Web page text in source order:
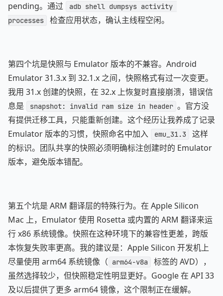
pending。通过
adb shell dumpsys activity
processes
检查应用状态，确认主线程空闲。
第四个坑是快照与 Emulator 版本的不兼容。Android
Emulator 31.3.x 到 32.1.x 之间，快照格式有过一次变更。
我用 31.x 创建的快照，在 32.x 上恢复时直接崩溃，错误信
息是
snapshot: invalid ram size in header 。官方没
有提供迁移工具，只能重新创建。这个经历让我养成了记录
Emulator 版本的习惯，快照命名中加入
emu_31.3
这样
的标识。团队共享的快照必须明确标注创建时的 Emulator
版本，避免版本错配。
第五个坑是 ARM 翻译层的特殊行为。在 Apple Silicon
Mac 上，Emulator 使用 Rosetta 或内置的 ARM 翻译来运
行 x86 系统镜像。快照在这种环境下的兼容性更差，跨版
本恢复失败率更高。我的建议是：Apple Silicon 开发机上
尽量使用 arm64 系统镜像（ arm64-v8a
标签的 AVD），
虽然选择较少，但快照稳定性明显更好。Google 在 API 33
及以后提供了更多 arm64 镜像，这个限制正在缓解。